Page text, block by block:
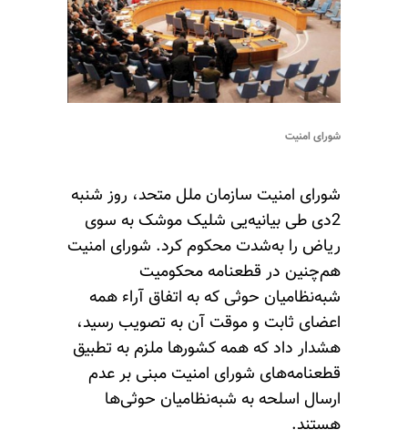
شورای امنیت
شورای امنیت سازمان ملل متحد، روز شنبه
2دی طی بیانیه‌یی شلیک موشک به سوی
ریاض را به‌شدت محکوم کرد. شورای امنیت
هم‌چنین در قطعنامه محکومیت
شبه‌نظامیان حوثی که به اتفاق آراء همه
اعضای ثابت و موقت آن به تصویب رسید،
هشدار داد که همه کشورها ملزم به تطبیق
قطعنامه‌های شورای امنیت مبنی بر عدم
ارسال اسلحه به شبه‌نظامیان حوثی‌ها
هستند.